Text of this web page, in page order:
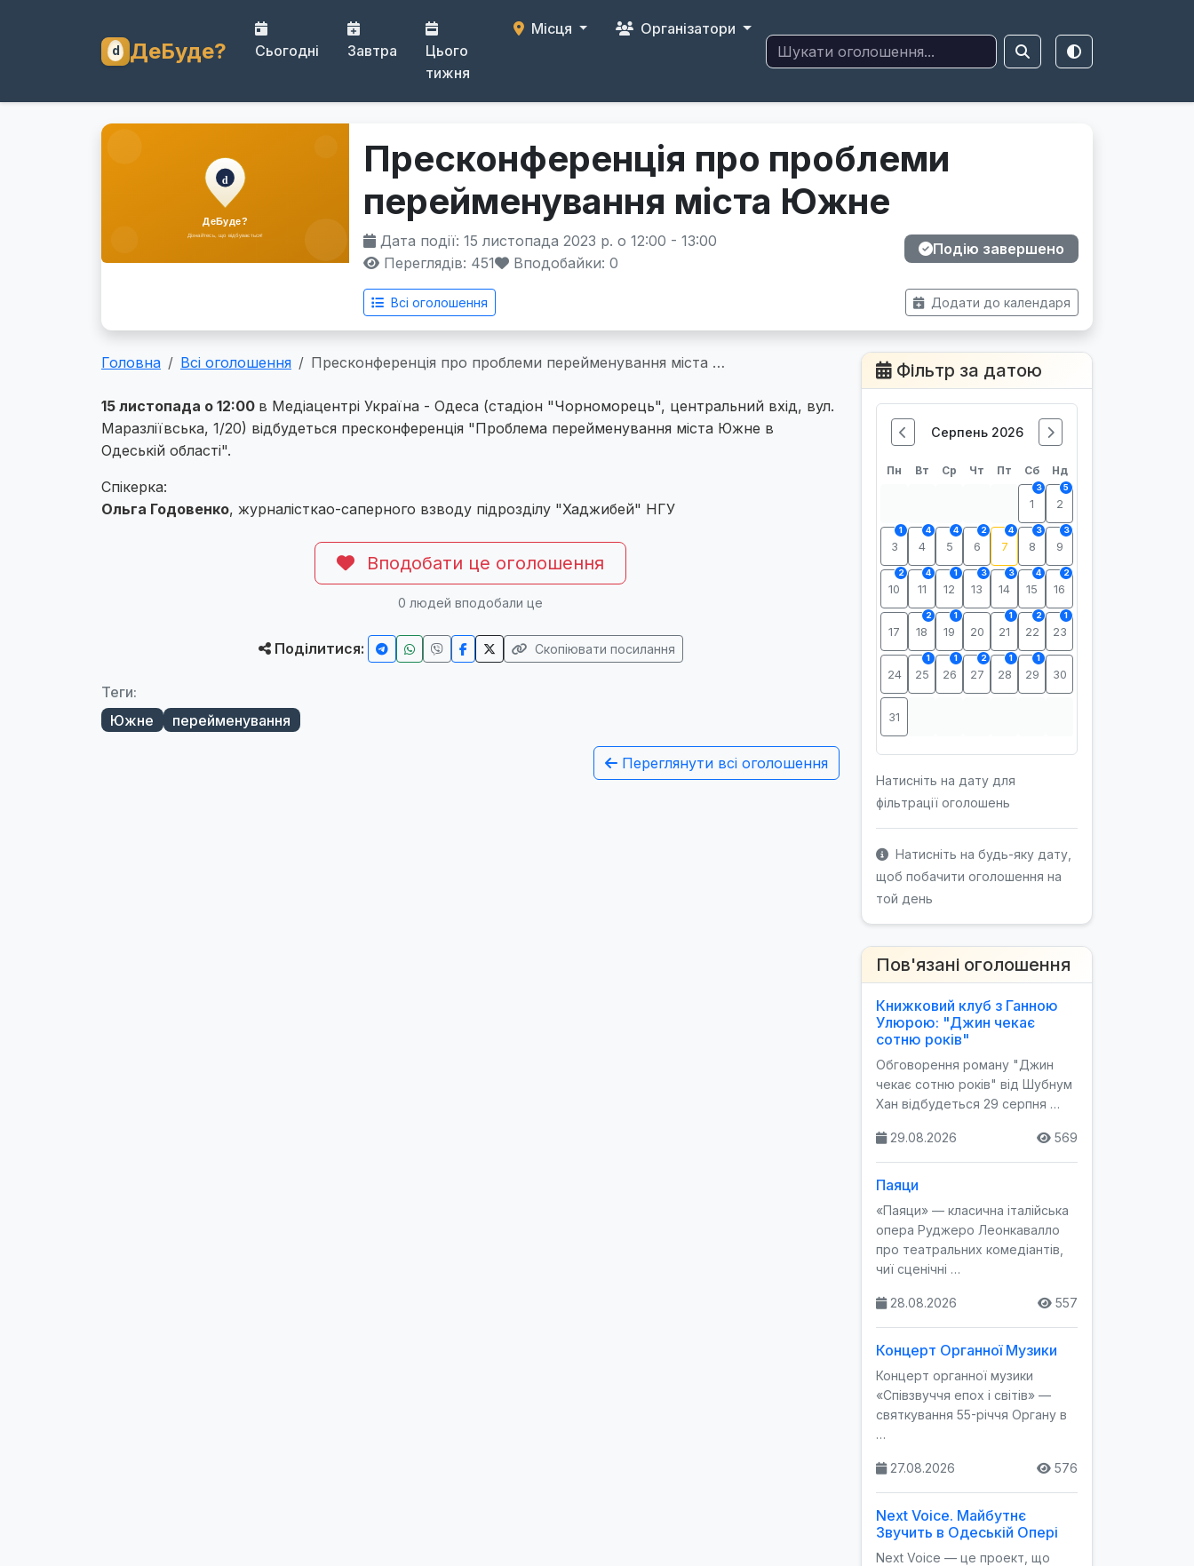
ДеБуде? Сьогодні Завтра
Цього
тижня
Місця Організатори
Пресконференція про проблеми
перейменування міста Южне
Дата події: 15 листопада 2023 р. о 12:00 - 13:00
Переглядів: 451
Вподобайки: 0
Подію завершено
Всі оголошення Додати до календаря
Головна Всі оголошення Пресконференція про проблеми перейменування міста …
15 листопада о 12:00 в Медіацентрі Україна - Одеса (стадіон "Чорноморець", центральний вхід, вул.
Маразліївська, 1/20) відбудеться пресконференція "Проблема перейменування міста Южне в
Одеській області".
Спікерка:
Ольга Годовенко, журналісткао-саперного взводу підрозділу "Хаджибей" НГУ
Вподобати це оголошення
0 людей вподобали це
Поділитися: Скопіювати посилання
Теги:
Южне
перейменування
Переглянути всі оголошення
Фільтр за датою
Серпень 2026
Пн Вт Ср Чт Пт Сб Нд
1
3
2
5
3
1
4
4
5
4
6
2
7
4
8
3
9
3
10
2
11
4
12
1
13
3
14
3
15
4
16
2
17 18
2
19
1
20 21
1
22
2
23
1
24 25
1
26
1
27
2
28
1
29
1
30
31
Натисніть на дату для
фільтрації оголошень
Натисніть на будь-яку дату,
щоб побачити оголошення на
той день
Пов'язані оголошення
Книжковий клуб з Ганною
Улюрою: "Джин чекає
сотню років"
Обговорення роману "Джин
чекає сотню років" від Шубнум
Хан відбудеться 29 серпня …
29.08.2026 569
Паяци
«Паяци» — класична італійська
опера Руджеро Леонкавалло
про театральних комедіантів,
чиї сценічні …
28.08.2026 557
Концерт Органної Музики
Концерт органної музики
«Співзвуччя епох і світів» —
святкування 55-річчя Органу в
…
27.08.2026 576
Next Voice. Майбутнє
Звучить в Одеській Опері
Next Voice — це проект, що